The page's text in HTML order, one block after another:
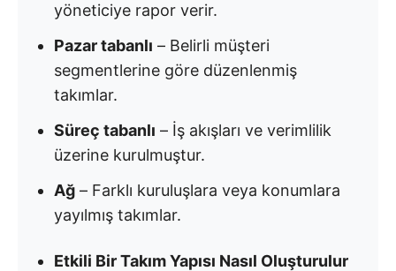
yöneticiye rapor verir.
Pazar tabanlı – Belirli müşteri
segmentlerine göre düzenlenmiş
takımlar.
Süreç tabanlı – İş akışları ve verimlilik
üzerine kurulmuştur.
Ağ – Farklı kuruluşlara veya konumlara
yayılmış takımlar.
Etkili Bir Takım Yapısı Nasıl Oluşturulur